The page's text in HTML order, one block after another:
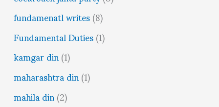
fundamenatl writes(8)
Fundamental Duties(1)
kamgar din(1)
maharashtra din(1)
mahila din(2)